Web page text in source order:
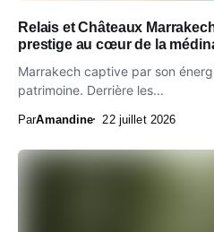
Relais et Châteaux
prestige au cœur de la
Marrakech captive par son
patrimoine. Derrière les...
ParAmandine 22 juillet 2026